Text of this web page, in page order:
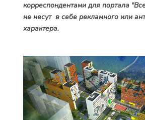
корреспондентами для портала
не несут в себе рекламного или
характера.